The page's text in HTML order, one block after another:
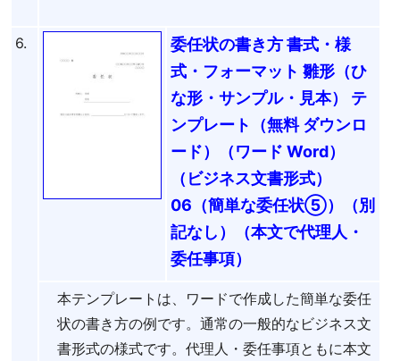
6.
委任状の書き方 書式・様
式・フォーマット 雛形（ひ
な形・サンプル・見本） テ
ンプレート（無料 ダウンロ
ード）（ワード Word）
（ビジネス文書形式）
06（簡単な委任状⑤）（別
記なし）（本文で代理人・
委任事項）
本テンプレートは、ワードで作成した簡単な委任
状の書き方の例です。通常の一般的なビジネス文
書形式の様式です。代理人・委任事項ともに本文